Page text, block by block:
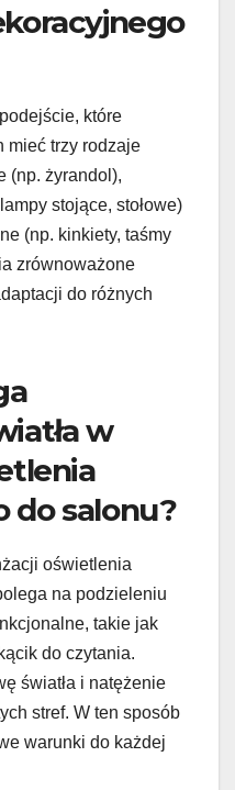
które
mieć trzy rodzaje
(np. żyrandol),
stojące, stołowe)
(np. kinkiety, taśmy
zrównoważone
do różnych
w
do salonu?
oświetlenia
na podzieleniu
takie jak
do czytania.
światła i natężenie
stref. W ten sposób
warunki do każdej